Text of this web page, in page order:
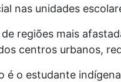
nas unidades
regiões mais
centros urbanos,
é o estudante